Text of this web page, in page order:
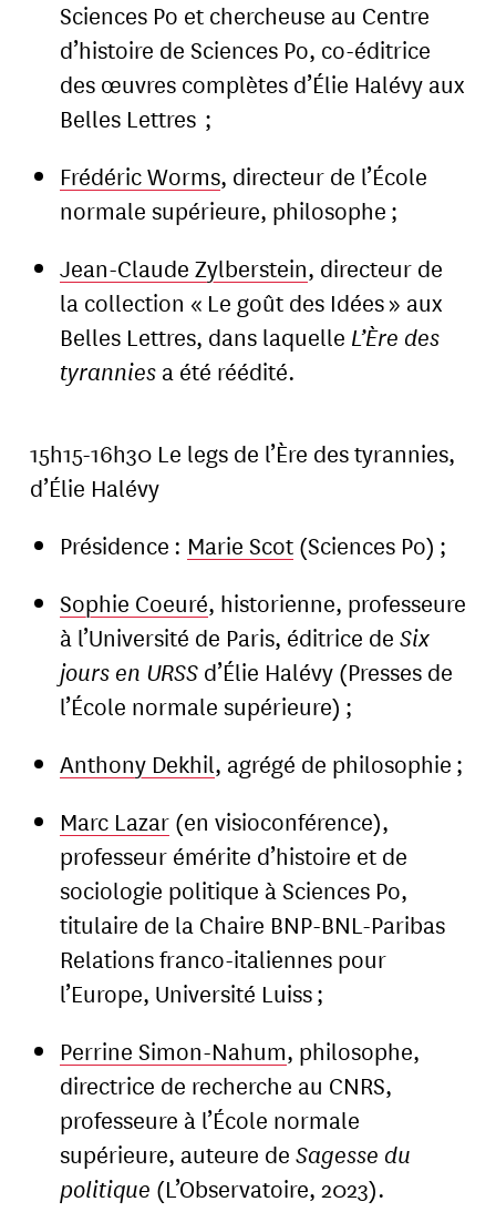
Sciences Po et chercheuse au Centre
d’histoire de Sciences Po, co-éditrice
des œuvres complètes d’Élie Halévy aux
Belles Lettres ;
Frédéric Worms, directeur de l’École
normale supérieure, philosophe ;
Jean-Claude Zylberstein, directeur de
la collection « Le goût des Idées » aux
Belles Lettres, dans laquelle L’Ère des
tyranniesa été réédité.
15h15-16h30 Le legs de l’Ère des tyrannies,
d’Élie Halévy
Présidence : Marie Scot(Sciences Po) ;
Sophie Coeuré, historienne, professeure
à l’Université de Paris, éditrice de Six
jours en URSS d’Élie Halévy (Presses de
l’École normale supérieure) ;
Anthony Dekhil, agrégé de philosophie ;
Marc Lazar(en visioconférence),
professeur émérite d’histoire et de
sociologie politique à Sciences Po,
titulaire de la Chaire BNP-BNL-Paribas
Relations franco-italiennes pour
l’Europe, Université Luiss ;
Perrine Simon-Nahum, philosophe,
directrice de recherche au CNRS,
professeure à l’École normale
supérieure, auteure de Sagesse du
politique (L’Observatoire, 2023).